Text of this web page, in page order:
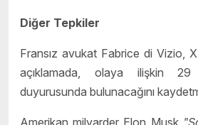
Diğer Tepkiler
Fransız avukat Fabrice di Vizio, X
açıklamada, olaya ilişkin
duyurusunda bulunacağını
Amerikan milyarder Elon Musk